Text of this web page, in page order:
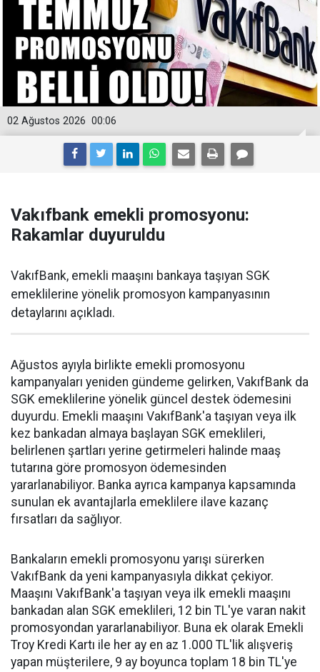
00:06
02 Ağustos 2026
Vakıfbank emekli promosyonu:
Rakamlar duyuruldu
VakıfBank, emekli maaşını bankaya taşıyan SGK
emeklilerine yönelik promosyon kampanyasının
detaylarını açıkladı.
Ağustos ayıyla birlikte emekli promosyonu
kampanyaları yeniden gündeme gelirken, VakıfBank da
SGK emeklilerine yönelik güncel destek ödemesini
duyurdu. Emekli maaşını VakıfBank'a taşıyan veya ilk
kez bankadan almaya başlayan SGK emeklileri,
belirlenen şartları yerine getirmeleri halinde maaş
tutarına göre promosyon ödemesinden
yararlanabiliyor. Banka ayrıca kampanya kapsamında
sunulan ek avantajlarla emeklilere ilave kazanç
fırsatları da sağlıyor.
Bankaların emekli promosyonu yarışı sürerken
VakıfBank da yeni kampanyasıyla dikkat çekiyor.
Maaşını VakıfBank'a taşıyan veya ilk emekli maaşını
bankadan alan SGK emeklileri, 12 bin TL'ye varan nakit
promosyondan yararlanabiliyor. Buna ek olarak Emekli
Troy Kredi Kartı ile her ay en az 1.000 TL'lik alışveriş
yapan müşterilere, 9 ay boyunca toplam 18 bin TL'ye